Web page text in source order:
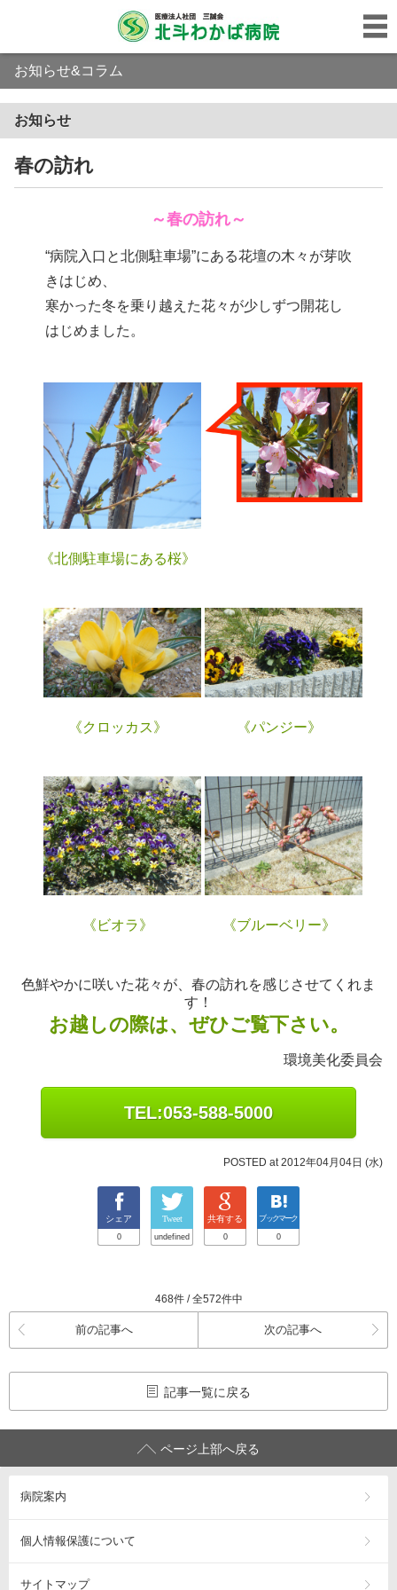
お知らせ&コラム
お知らせ
春の訪れ
～春の訪れ～
“病院入口と北側駐車場”にある花壇の木々が芽吹
きはじめ、
寒かった冬を乗り越えた花々が少しずつ開花し
はじめました。
《北側駐車場にある桜》
《クロッカス》 《パンジー》
《ビオラ》 《ブルーベリー》
色鮮やかに咲いた花々が、春の訪れを感じさせてくれま
す！
お越しの際は、ぜひご覧下さい。
環境美化委員会
TEL:053-588-5000
POSTED at 2012年04月04日 (水)
シェア
0
Tweet
undefined
共有する
0
ブックマーク
0
468件 / 全572件中
前の記事へ 次の記事へ
記事一覧に戻る
ページ上部へ戻る
病院案内
個人情報保護について
サイトマップ